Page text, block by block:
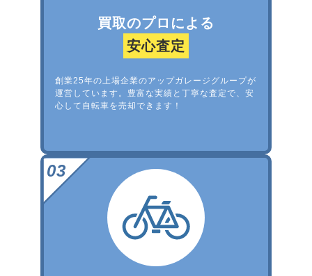
買取のプロによる
安心査定
創業25年の上場企業のアップガレージグループが
運営しています。豊富な実績と丁寧な査定で、安
心して自転車を売却できます！